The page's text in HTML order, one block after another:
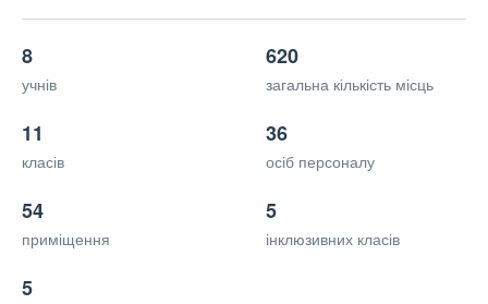
8
учнів
620
загальна кількість місць
11
класів
36
осіб персоналу
54
приміщення
5
інклюзивних класів
5